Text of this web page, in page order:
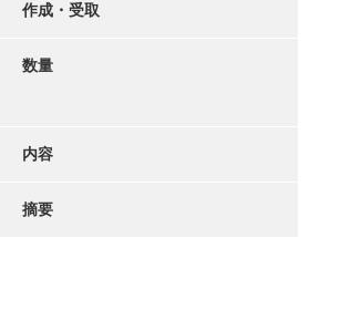
作成・受取
数量
内容
摘要